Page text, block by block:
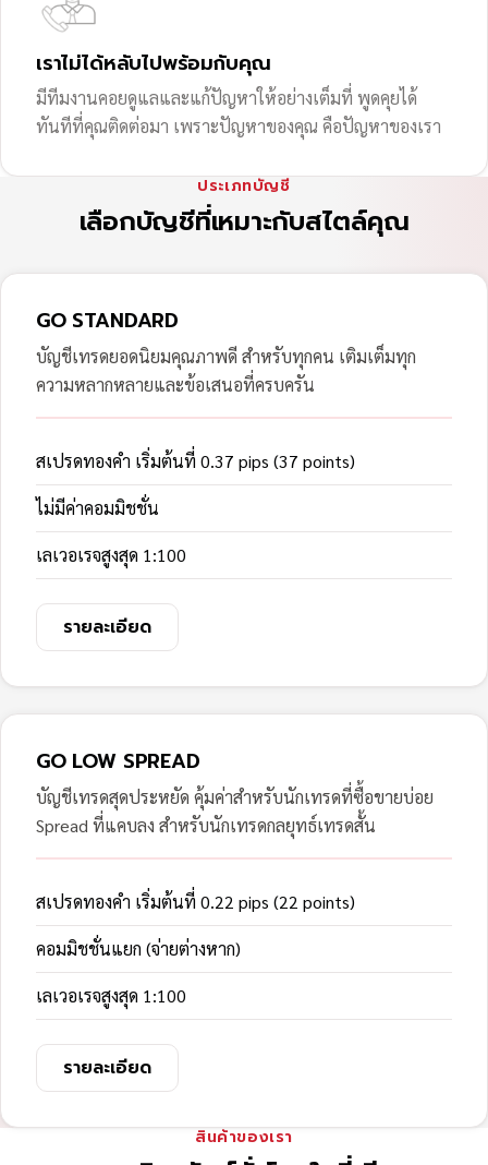
เราไม่ได้หลับไปพร้อมกับคุณ
มีทีมงานคอยดูแลและแก้ปัญหาให้อย่างเต็มที่ พูดคุยได้
ทันทีที่คุณติดต่อมา เพราะปัญหาของคุณ คือปัญหาของเรา
ประเภทบัญชี
เลือกบัญชีที่เหมาะกับสไตล์คุณ
GO STANDARD
บัญชีเทรดยอดนิยมคุณภาพดี สำหรับทุกคน เติมเต็มทุก
ความหลากหลายและข้อเสนอที่ครบครัน
สเปรดทองคำ เริ่มต้นที่ 0.37 pips (37 points)
ไม่มีค่าคอมมิชชั่น
เลเวอเรจสูงสุด 1:100
รายละเอียด
GO LOW SPREAD
บัญชีเทรดสุดประหยัด คุ้มค่าสำหรับนักเทรดที่ซื้อขายบ่อย
Spread ที่แคบลง สำหรับนักเทรดกลยุทธ์เทรดสั้น
สเปรดทองคำ เริ่มต้นที่ 0.22 pips (22 points)
คอมมิชชั่นแยก (จ่ายต่างหาก)
เลเวอเรจสูงสุด 1:100
รายละเอียด
สินค้าของเรา